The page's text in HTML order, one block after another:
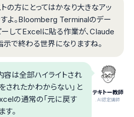
の方にとってはかなり大きなアッ
よ。Bloomberg Terminalのデー
してExcelに貼る作業が、Claude
で終わる世界になりますね。
テキトー教師
.AI認定講師
容は全部ハイライトされ
されたかわからない」と
の通常の「元に戻す
す。